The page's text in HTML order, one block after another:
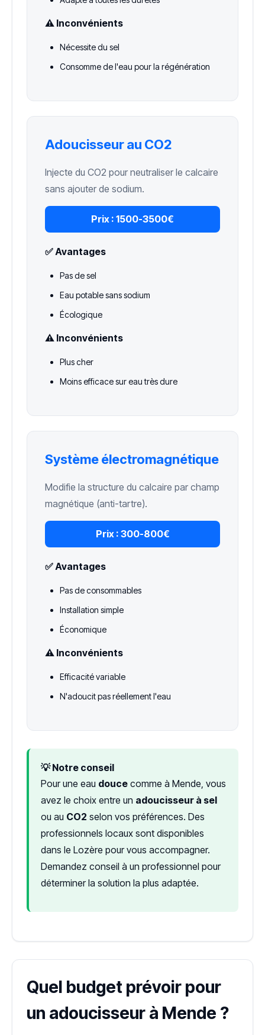
⚠️ Inconvénients
Nécessite du sel
Consomme de l'eau pour la régénération
Adoucisseur au CO2
Injecte du CO2 pour neutraliser le calcaire
sans ajouter de sodium.
Prix : 1500-3500€
✅ Avantages
Pas de sel
Eau potable sans sodium
Écologique
⚠️ Inconvénients
Plus cher
Moins efficace sur eau très dure
Système électromagnétique
Modifie la structure du calcaire par champ
magnétique (anti-tartre).
Prix : 300-800€
✅ Avantages
Pas de consommables
Installation simple
Économique
⚠️ Inconvénients
Efficacité variable
N'adoucit pas réellement l'eau
💡 Notre conseil
Pour une eau douce comme à Mende, vous
avez le choix entre un adoucisseur à sel
ou au CO2 selon vos préférences. Des
professionnels locaux sont disponibles
dans le Lozère pour vous accompagner.
Demandez conseil à un professionnel pour
déterminer la solution la plus adaptée.
Quel budget prévoir pour
un adoucisseur à Mende ?